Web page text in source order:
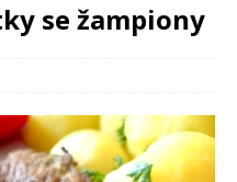
se žampiony